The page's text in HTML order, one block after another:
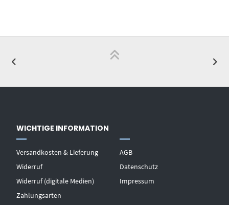
WICHTIGE INFORMATION
Versandkosten & Lieferung
Widerruf
Widerruf (digitale Medien)
Zahlungsarten
AGB
Datenschutz
Impressum